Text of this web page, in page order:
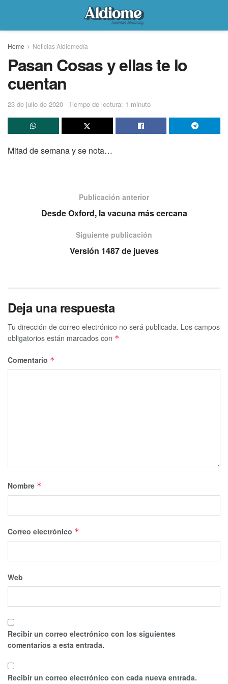
Home Noticias Aldiomedía
Pasan Cosas y ellas te lo
cuentan
23 de julio de 2020 Tiempo de lectura: 1 minuto
Mitad de semana y se nota…
Publicación anterior
Desde Oxford, la vacuna más cercana
Siguiente publicación
Versión 1487 de jueves
Deja una respuesta
Tu dirección de correo electrónico no será publicada. Los campos
obligatorios están marcados con *
Comentario *
Nombre *
Correo electrónico *
Web
Recibir un correo electrónico con los siguientes
comentarios a esta entrada.
Recibir un correo electrónico con cada nueva entrada.